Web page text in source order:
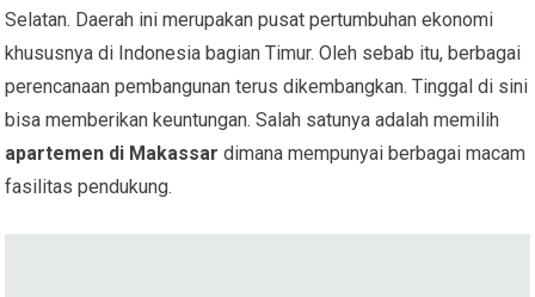
Selatan. Daerah ini merupakan pusat pertumbuhan ekonomi
khususnya di Indonesia bagian Timur. Oleh sebab itu, berbagai
perencanaan pembangunan terus dikembangkan. Tinggal di sini
bisa memberikan keuntungan. Salah satunya adalah memilih
apartemen di Makassardimana mempunyai berbagai macam
fasilitas pendukung.